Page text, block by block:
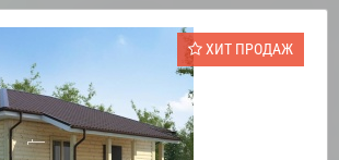
ХИТ ПРОДАЖ